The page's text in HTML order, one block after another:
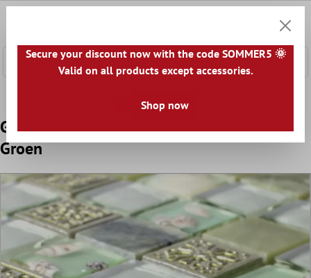
Glasmozaïek Natursteentegels Tatvan Shell
Groen
Secure your discount now with the code SOMMER5 🌞
Valid on all products except accessories.
Shop now